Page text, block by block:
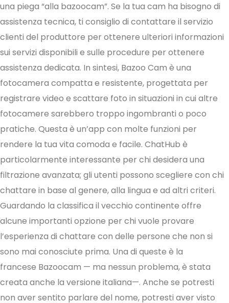
una piega “alla bazoocam”. Se la tua cam ha bisogno di
assistenza tecnica, ti consiglio di contattare il servizio
clienti del produttore per ottenere ulteriori informazioni
sui servizi disponibili e sulle procedure per ottenere
assistenza dedicata. In sintesi, Bazoo Cam è una
fotocamera compatta e resistente, progettata per
registrare video e scattare foto in situazioni in cui altre
fotocamere sarebbero troppo ingombranti o poco
pratiche. Questa è un’app con molte funzioni per
rendere la tua vita comoda e facile. ChatHub è
particolarmente interessante per chi desidera una
filtrazione avanzata; gli utenti possono scegliere con chi
chattare in base al genere, alla lingua e ad altri criteri.
Guardando la classifica il vecchio continente offre
alcune importanti opzione per chi vuole provare
l’esperienza di chattare con delle persone che non si
sono mai conosciute prima. Una di queste è la
francese Bazoocam — ma nessun problema, è stata
creata anche la versione italiana—. Anche se potresti
non aver sentito parlare del nome, potresti aver visto